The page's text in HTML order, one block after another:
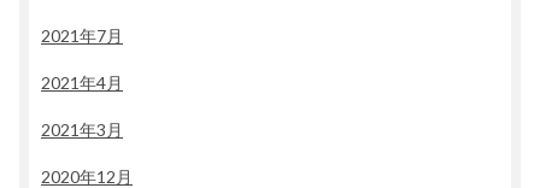
2021年7月
2021年4月
2021年3月
2020年12月